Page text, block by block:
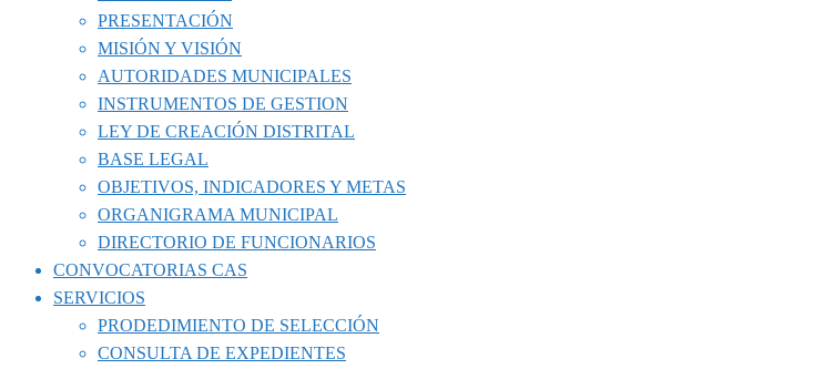
PRESENTACIÓN
MISIÓN Y VISIÓN
AUTORIDADES MUNICIPALES
INSTRUMENTOS DE GESTION
LEY DE CREACIÓN DISTRITAL
BASE LEGAL
OBJETIVOS, INDICADORES Y METAS
ORGANIGRAMA MUNICIPAL
DIRECTORIO DE FUNCIONARIOS
CONVOCATORIAS CAS
SERVICIOS
PRODEDIMIENTO DE SELECCIÓN
CONSULTA DE EXPEDIENTES